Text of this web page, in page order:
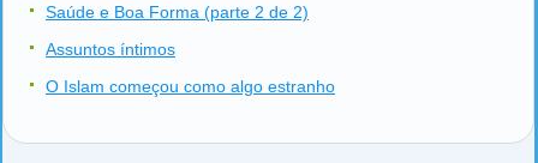
Saúde e Boa Forma (parte 2 de 2)
Assuntos íntimos
O Islam começou como algo estranho